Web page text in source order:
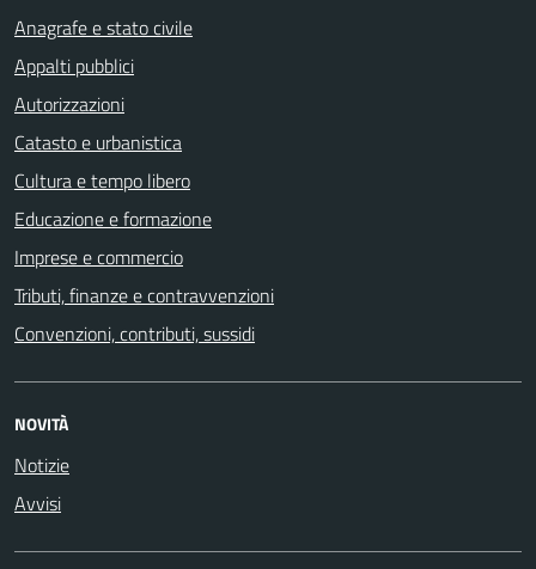
Anagrafe e stato civile
Appalti pubblici
Autorizzazioni
Catasto e urbanistica
Cultura e tempo libero
Educazione e formazione
Imprese e commercio
Tributi, finanze e contravvenzioni
Convenzioni, contributi, sussidi
NOVITÀ
Notizie
Avvisi